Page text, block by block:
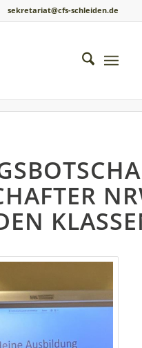
sekretariat@cfs-schleiden.de
NRW zu Besuch